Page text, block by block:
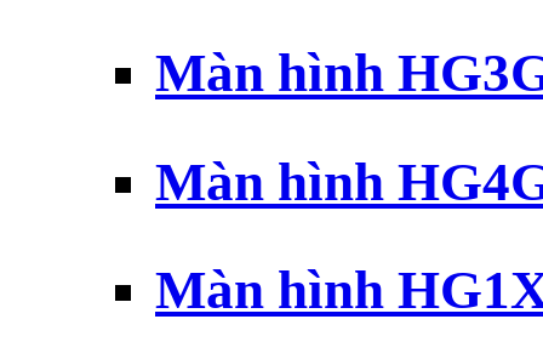
Màn hình
Màn hình
Màn hình